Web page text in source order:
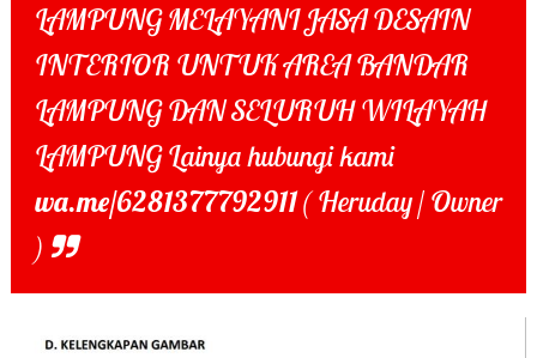
LAMPUNG MELAYANI JASA DESAIN
INTERIOR UNTUK AREA BANDAR
LAMPUNG DAN SELURUH WILAYAH
LAMPUNG Lainya hubungi kami
wa.me/6281377792911( Heruday / Owner
)